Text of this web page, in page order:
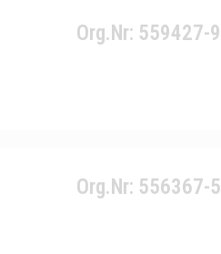
Org.Nr: 559427-
Org.Nr: 556367-